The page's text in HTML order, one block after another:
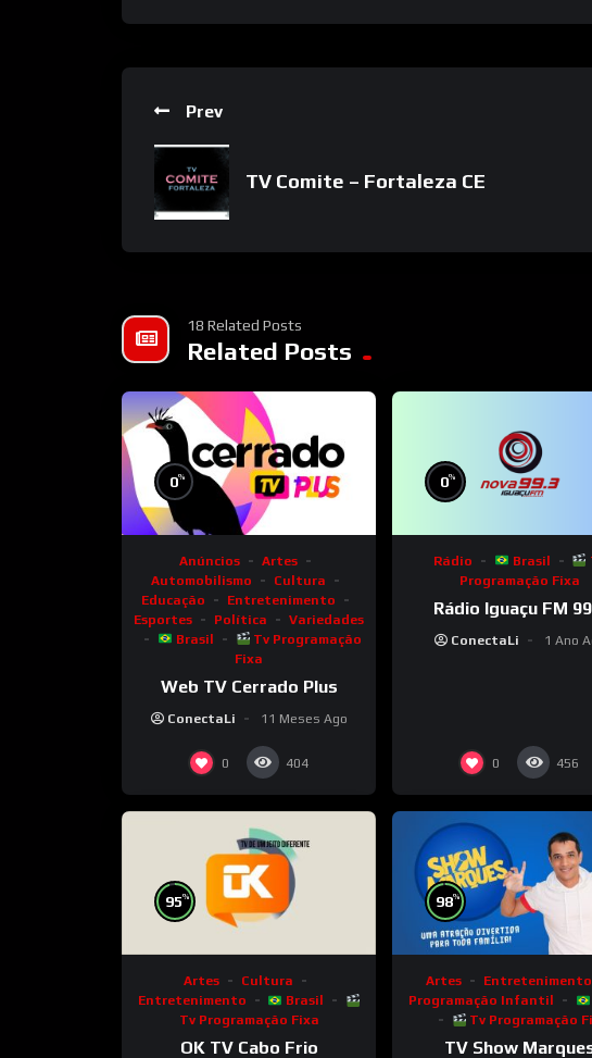
Prev
TV Comite – Fortaleza CE
18 Related Posts
Related Posts
0%
Anúncios
Artes
Automobilismo
Cultura
Educação
Entretenimento
Esportes
Política
Variedades
Brasil
Tv Programação
Fixa
Web TV Cerrado Plus
ConectaLi 11 Meses Ago
0 404
0%
Rádio Brasil
Programação Fixa
Rádio Iguaçu FM
ConectaLi 1 Ano
0 456
95%
Artes
Cultura
Entretenimento
Brasil
Tv Programação Fixa
OK TV Cabo Frio
98%
Artes
Entretenimento
Programação Infantil
Tv Programação
TV Show